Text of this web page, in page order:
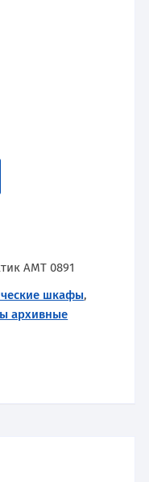
AMT 0891
шкафы,
архивные